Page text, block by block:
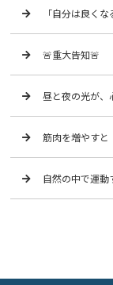
「自分は良く
🚨重大告知🚨
昼と夜の光が、
筋肉を増やすと
自然の中で運